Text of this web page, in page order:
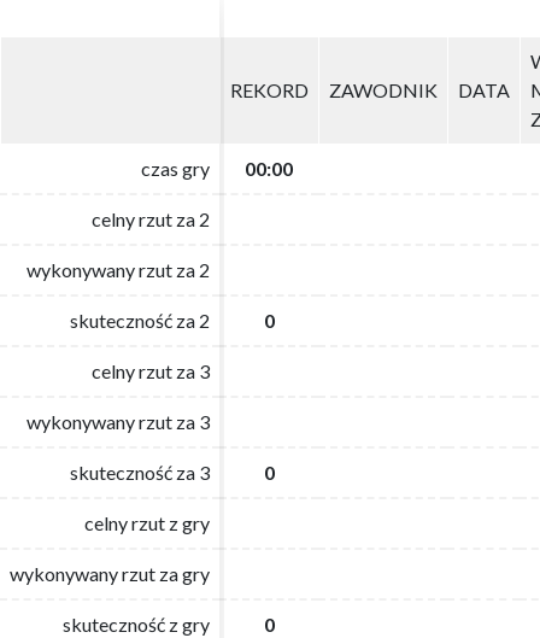
REKORD ZAWODNIK DATA
czas gry 00:00
celny rzut za 2
wykonywany rzut za 2
skuteczność za 2 0
celny rzut za 3
wykonywany rzut za 3
skuteczność za 3 0
celny rzut z gry
wykonywany rzut za gry
skuteczność z gry 0
REKORD ZAWODNIK DATA
czas gry 00:00
celny rzut za 2
wykonywany rzut za 2
skuteczność za 2 0
celny rzut za 3
wykonywany rzut za 3
skuteczność za 3 0
celny rzut z gry
wykonywany rzut za gry
skuteczność z gry 0